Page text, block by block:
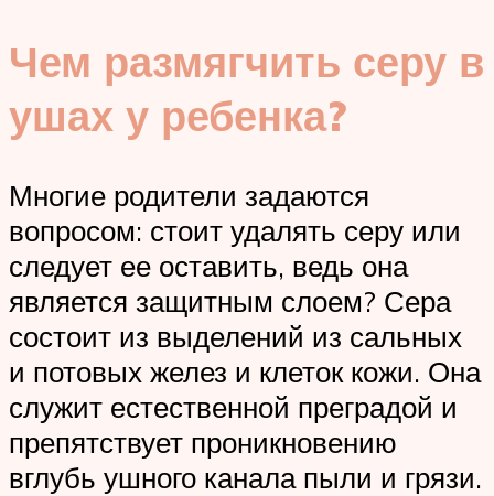
Чем размягчить серу в
ушах у ребенка?
Многие родители задаются
вопросом: стоит удалять серу или
следует ее оставить, ведь она
является защитным слоем? Сера
состоит из выделений из сальных
и потовых желез и клеток кожи. Она
служит естественной преградой и
препятствует проникновению
вглубь ушного канала пыли и грязи.